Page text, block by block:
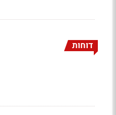
דוחות